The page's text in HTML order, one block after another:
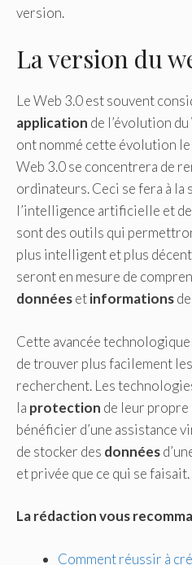
version.
La version du
Le Web 3.0 est souvent
application de l’évolution
ont nommé cette évolution
Web 3.0 se concentrera de
ordinateurs. Ceci se fera à la
l’intelligence artificielle et
sont des outils qui
plus intelligent et plus
seront en mesure de
donnéesetinformations
Cette avancée
de trouver plus facilement les
recherchent. Les
la protection de leur
bénéficier d’une assistance
de stocker des données
et privée que ce qui se faisait.
La rédaction vous
Comment réussir à